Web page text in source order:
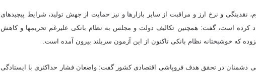
وی با بیان اینکه کنترل همزمان نرخ تورم، نقدینگی و نرخ ارز و مراقبت از سایر بازارها و نیز حمایت از جهش تولید، شرایط پیچیده‎ای
را برای بانک مرکزی و نظام بانکی ایجاد کرده است، گفت: همچنین تکالیف دولت و مجلس به نظام بانکی علیرغم تحریم‎ها و کاهش
که خوشبختانه نظام بانکی تاکنون از این آزمون سربلند بیرون آمده است.
دشمنان در تحقق هدف فروپاشی اقتصادی کشور گفت: واضعان فشار حداکثری با ایستادگی